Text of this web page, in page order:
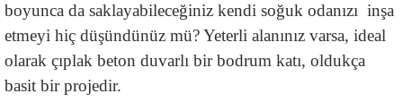
boyunca da saklayabileceğiniz kendi soğuk odanızı  inşa
etmeyi hiç düşündünüz mü? Yeterli alanınız varsa, ideal
olarak çıplak beton duvarlı bir bodrum katı, oldukça
basit bir projedir.